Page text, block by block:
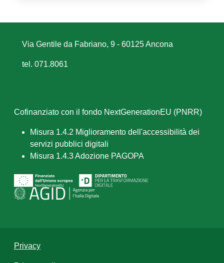
Via Gentile da Fabriano, 9 - 60125 Ancona
tel. 071.8061
Cofinanziato con il fondo NextGenerationEU (PNRR)
Misura 1.4.2 Miglioramento dell'accessibilità dei
servizi pubblici digitali
Misura 1.4.3 Adozione PAGOPA
Privacy